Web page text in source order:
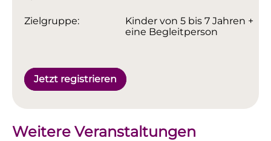
Zielgruppe:
Kinder von 5 bis 7 Jahren +
eine Begleitperson
Jetzt registrieren
Weitere Veranstaltungen